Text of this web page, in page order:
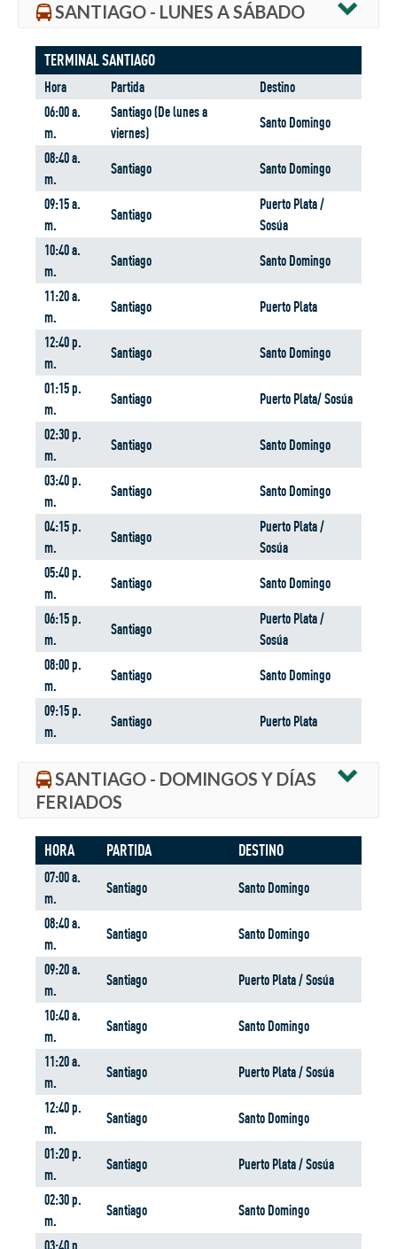
SANTIAGO - LUNES A SÁBADO
TERMINAL SANTIAGO
Hora Partida
Destino
06:00 a.
m.
Santiago (De lunes a
viernes)
Santo Domingo
08:40 a.
m.
Santiago Santo Domingo
09:15 a.
m.
Santiago
Puerto Plata /
Sosúa
10:40 a.
m.
Santiago Santo Domingo
11:20 a.
m.
Santiago Puerto Plata
12:40 p.
m.
Santiago Santo Domingo
01:15 p.
m.
Santiago Puerto Plata/ Sosúa
02:30 p.
m.
Santiago Santo Domingo
03:40 p.
m.
Santiago Santo Domingo
04:15 p.
m.
Santiago
Puerto Plata /
Sosúa
05:40 p.
m.
Santiago Santo Domingo
06:15 p.
m.
Santiago
Puerto Plata /
Sosúa
08:00 p.
m.
Santiago Santo Domingo
09:15 p.
m.
Santiago Puerto Plata
SANTIAGO - DOMINGOS Y DÍAS
FERIADOS
HORA PARTIDA DESTINO
07:00 a.
m.
Santiago Santo Domingo
08:40 a.
m.
Santiago Santo Domingo
09:20 a.
m.
Santiago Puerto Plata / Sosúa
10:40 a.
m.
Santiago Santo Domingo
11:20 a.
m.
Santiago Puerto Plata / Sosúa
12:40 p.
m.
Santiago Santo Domingo
01:20 p.
m.
Santiago Puerto Plata / Sosúa
02:30 p.
m.
Santiago Santo Domingo
03:40 p.